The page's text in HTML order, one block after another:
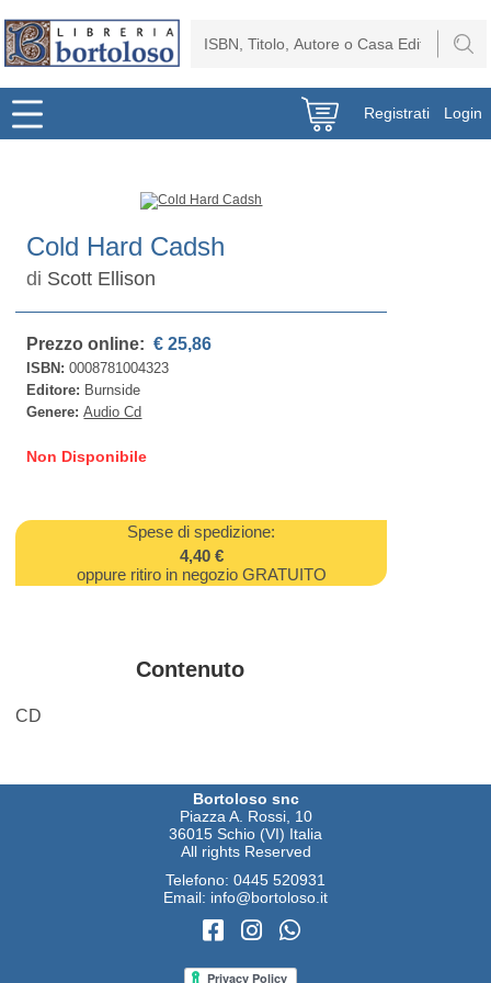
Registrati Login
Cold Hard Cadsh
di Scott Ellison
Prezzo online: € 25,86
ISBN:0008781004323
Editore: Burnside
Genere:Audio Cd
Non Disponibile
Spese di spedizione:
4,40 €
oppure ritiro in negozio GRATUITO
Contenuto
CD
Bortoloso snc
Piazza A. Rossi, 10
36015 Schio (VI) Italia
All rights Reserved
Telefono: 0445 520931
Email: info@bortoloso.it